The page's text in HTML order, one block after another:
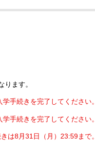
ます。
手続きを完了してください。
手続きを完了してください。
は8月31日（月）23:59まで。